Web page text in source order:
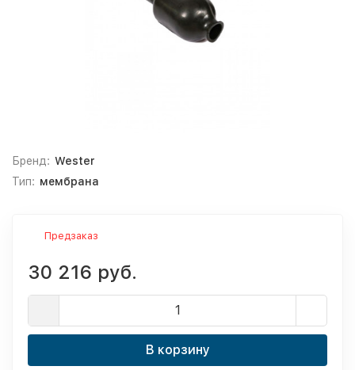
Бренд: Wester
Тип: мембрана
Предзаказ
30 216 руб.
В корзину